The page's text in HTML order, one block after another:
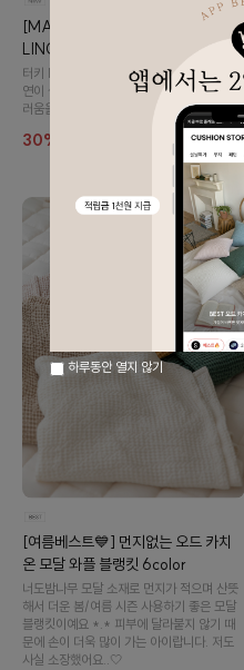
[MADE IN Türkiye🇮🇹] MORAL
LINOLA 100% LINEN
터키 MARAL LINEN 100% 린넨으로, 자
연이 살아있는 듯한 텍스처와 편안한 고급스
러움을 경험해보세요.
30%
[여름베스트💙] 먼지없는 오드 카치
온 모달 와플 블랭킷 6color
너도밤나무 모달 소재로 먼지가 적으며 산뜻
해서 더운 봄/여름 시즌 사용하기 좋은 모달
블랭킷이예요 *.* 피부에 달라붙지 않기 때
문에 손이 더욱 많이 가는 아이랍니다. 저도
사실 소장했어요..🤍
하루동안 열지 않기